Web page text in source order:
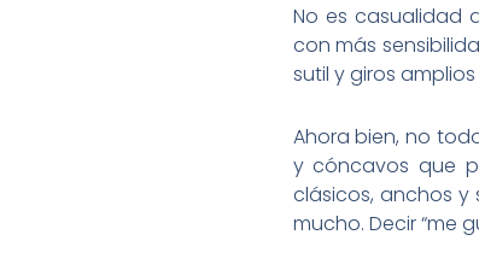
No es casualidad
con más
sutil y giros
Ahora bien, no
y cóncavos que
clásicos, anchos y
mucho. Decir “me